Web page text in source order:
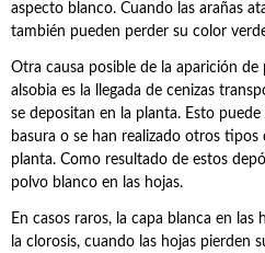
aspecto blanco. Cuando las arañas
también pueden perder su color
Otra causa posible de la aparición
alsobia es la llegada de cenizas
se depositan en la planta. Esto
basura o se han realizado otros tipos
planta. Como resultado de estos
polvo blanco en las hojas.
En casos raros, la capa blanca en las
la clorosis, cuando las hojas pierden